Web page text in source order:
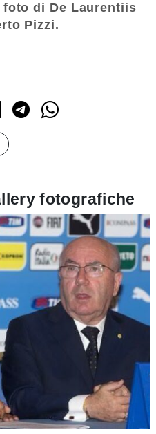
di De Laurentiis
Pizzi.
fotografiche